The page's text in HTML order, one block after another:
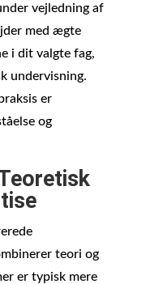
vejledning af
med ægte
i dit valgte fag,
undervisning.
er
og
teori og
er typisk mere